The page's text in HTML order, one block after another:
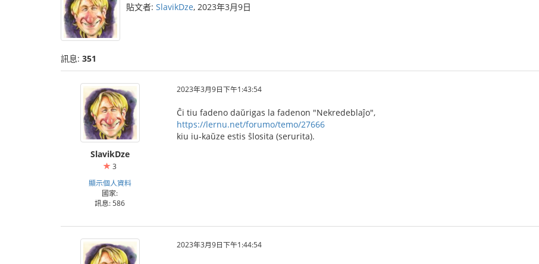
貼文者: SlavikDze, 2023年3月9日
訊息: 351
SlavikDze
3
顯示個人資料
國家:
訊息: 586
2023年3月9日下午1:43:54
Ĉi tiu fadeno daŭrigas la fadenon "Nekredeblaĵo",
https://lernu.net/forumo/temo/27666
kiu iu-kaŭze estis ŝlosita (serurita).
2023年3月9日下午1:44:54